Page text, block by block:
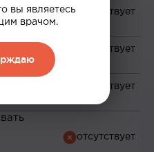
в
вы являетесь
врачом.